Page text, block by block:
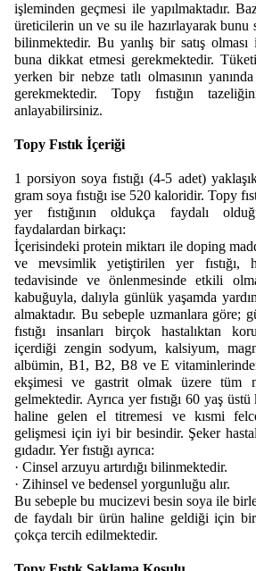
işleminden geçmesi ile yapılmaktadır.
üreticilerin un ve su ile hazırlayarak bunu
bilinmektedir. Bu yanlış bir satış
buna dikkat etmesi gerekmektedir.
yerken bir nebze tatlı olmasının
gerekmektedir. Topy fıstığın
anlayabilirsiniz.
Topy Fıstık İçeriği
1 porsiyon soya fıstığı (4-5 adet)
gram soya fıstığı ise 520 kaloridir. Topy
yer fıstığının oldukça faydalı
faydalardan birkaçı:
İçerisindeki protein miktarı ile doping
ve mevsimlik yetiştirilen yer fıstığı,
tedavisinde ve önlenmesinde etkili
kabuğuyla, dalıyla günlük yaşamda
almaktadır. Bu sebeple uzmanlara göre;
fıstığı insanları birçok hastalıktan
içerdiği zengin sodyum, kalsiyum,
albümin, B1, B2, B8 ve E
ekşimesi ve gastrit olmak üzere tüm
gelmektedir. Ayrıca yer fıstığı 60 yaş
haline gelen el titremesi ve kısmi
gelişmesi için iyi bir besindir. Şeker
gıdadır. Yer fıstığı ayrıca:
· Cinsel arzuyu artırdığı bilinmektedir.
· Zihinsel ve bedensel yorgunluğu alır.
Bu sebeple bu mucizevi besin soya ile
de faydalı bir ürün haline geldiği için
çokça tercih edilmektedir.